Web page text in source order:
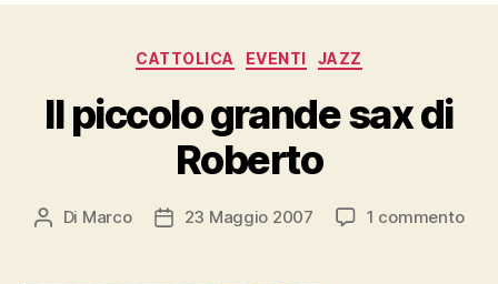
Categorie
CATTOLICA EVENTI JAZZ
Il piccolo grande sax di
Roberto
Autore
Di Marco
Data23 Maggio 2007 1 commentosu